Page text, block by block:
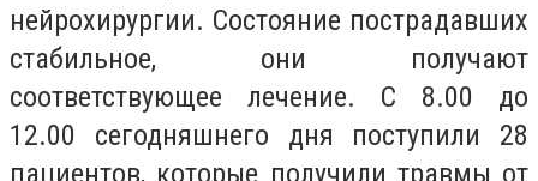
нейрохирургии. Состояние пострадавших
стабильное, они получают
соответствующее лечение. С 8.00 до
12.00 сегодняшнего дня поступили 28
пациентов, которые получили травмы от